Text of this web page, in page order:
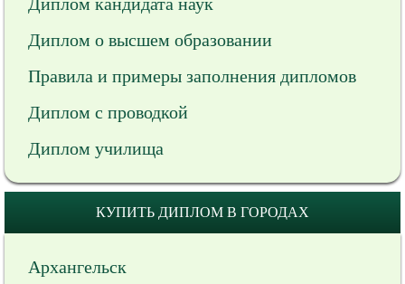
Диплом о высшем образовании
Правила и примеры заполнения дипломов
Диплом с проводкой
Диплом училища
КУПИТЬ ДИПЛОМ В ГОРОДАХ
Архангельск